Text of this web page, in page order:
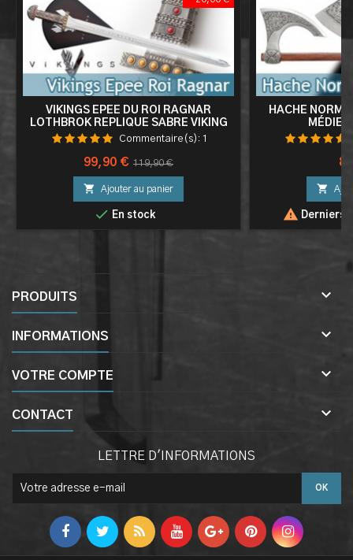
VIKINGS EPEE DU ROI RAGNAR
LOTHBROK REPLIQUE SABRE VIKING
Commentaire(s): 1
Prix
99,90 € Prix
base
119,90 €
 Ajouter au panier
 En stock
HACHE

 Derniers
PRODUITS 
INFORMATIONS 
VOTRE COMPTE 
CONTACT 
LETTRE D'INFORMATIONS